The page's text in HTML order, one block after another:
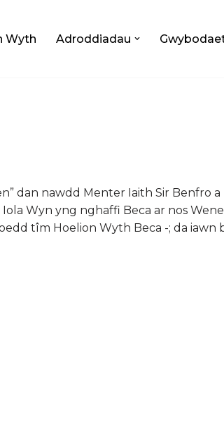
Wyth Adroddiadau
dan nawdd Menter Iaith Sir Benfro
Wyn yng nghaffi Beca ar nos
tîm Hoelion Wyth Beca -; da iawn